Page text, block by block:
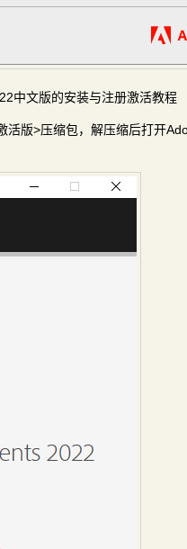
中文版的安装与注册激活教程
版>压缩包，解压缩后打开